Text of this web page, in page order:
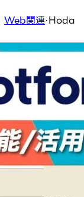
Web関連·Hoda